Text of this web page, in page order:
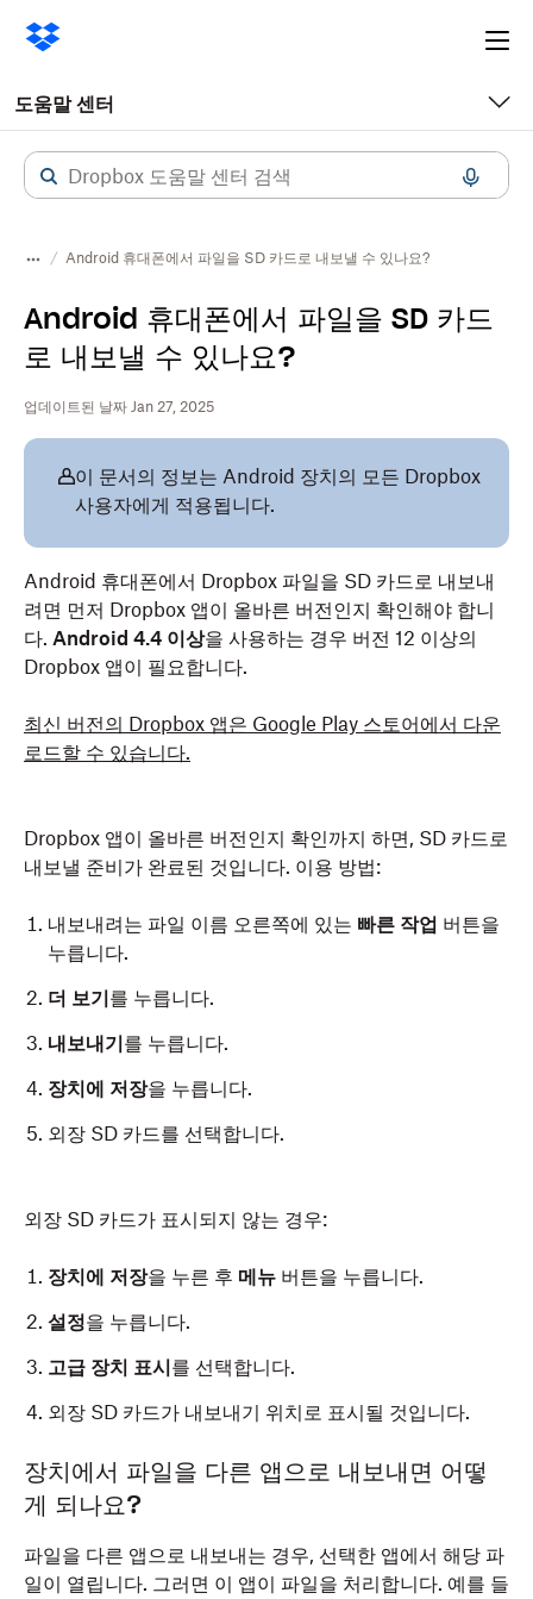
도움말 센터
Android 휴대폰에서 파일을 SD 카드로 내보낼 수 있나요?
Android 휴대폰에서 파일을 SD 카드
로 내보낼 수 있나요?
업데이트된 날짜 Jan 27, 2025
이 문서의 정보는 Android 장치의 모든 Dropbox
사용자에게 적용됩니다.
Android 휴대폰에서 Dropbox 파일을 SD 카드로 내보내
려면 먼저 Dropbox 앱이 올바른 버전인지 확인해야 합니
다. Android 4.4 이상을 사용하는 경우 버전 12 이상의
Dropbox 앱이 필요합니다.
최신 버전의 Dropbox 앱은 Google Play 스토어에서 다운
로드할 수 있습니다.
Dropbox 앱이 올바른 버전인지 확인까지 하면, SD 카드로
내보낼 준비가 완료된 것입니다. 이용 방법:
내보내려는 파일 이름 오른쪽에 있는 빠른 작업 버튼을
누릅니다.
더 보기를 누릅니다.
내보내기를 누릅니다.
장치에 저장을 누릅니다.
외장 SD 카드를 선택합니다.
외장 SD 카드가 표시되지 않는 경우:
장치에 저장을 누른 후 메뉴 버튼을 누릅니다.
설정을 누릅니다.
고급 장치 표시를 선택합니다.
외장 SD 카드가 내보내기 위치로 표시될 것입니다.
장치에서 파일을 다른 앱으로 내보내면 어떻
게 되나요?
파일을 다른 앱으로 내보내는 경우, 선택한 앱에서 해당 파
일이 열립니다. 그러면 이 앱이 파일을 처리합니다. 예를 들